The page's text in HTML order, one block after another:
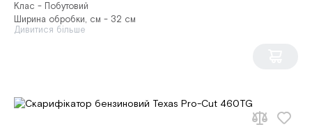
Клас - Побутовий
Ширина обробки, см - 32 см
Дивитися більше